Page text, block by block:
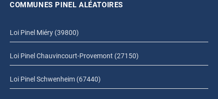
COMMUNES PINEL ALÉATOIRES
Loi Pinel Miéry (39800)
Loi Pinel Chauvincourt-Provemont (27150)
Loi Pinel Schwenheim (67440)